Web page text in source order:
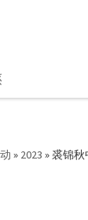
» 2023 »裘锦秋